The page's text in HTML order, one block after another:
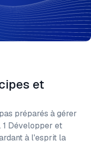
et
préparés à gérer
1 Développer et
à l'esprit la